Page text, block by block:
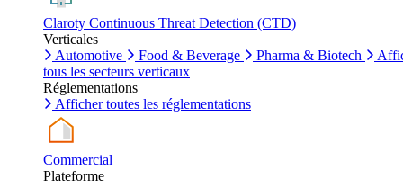
Claroty Continuous Threat Detection (CTD)
Verticales
Automotive
Food & Beverage Pharma & Biotech
tous les secteurs verticaux
Réglementations
Afficher toutes les réglementations
Commercial
Plateforme